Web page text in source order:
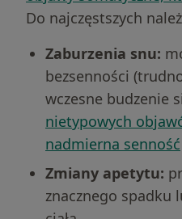
Do najczęstszych
Zaburzenia snu:
bezsenności
wczesne budzenie
nietypowych
nadmierna senność
Zmiany apetytu:
znacznego spadku